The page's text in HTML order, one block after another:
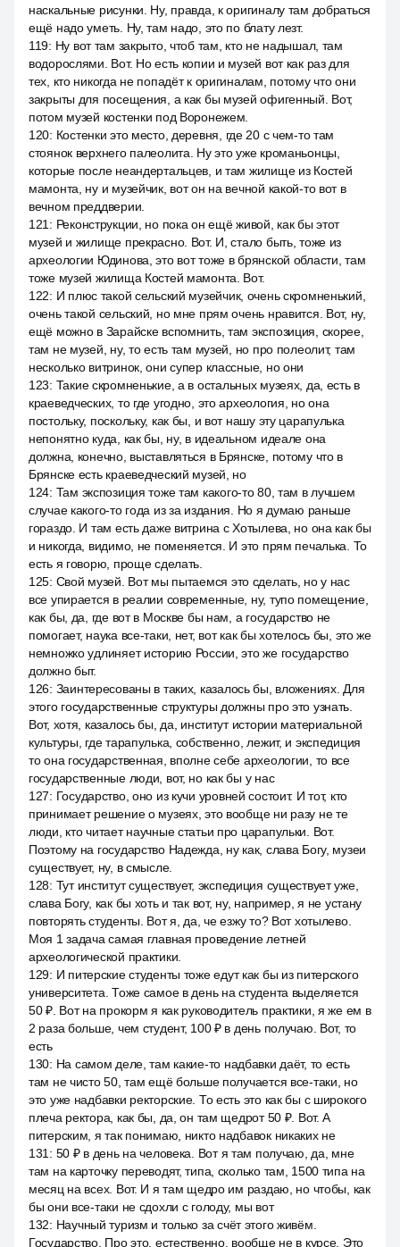
наскальные рисунки. Ну, правда, к оригиналу там добраться
ещё надо уметь. Ну, там надо, это по блату лезт.
119: Ну вот там закрыто, чтоб там, кто не надышал, там
водорослями. Вот. Но есть копии и музей вот как раз для
тех, кто никогда не попадёт к оригиналам, потому что они
закрыты для посещения, а как бы музей офигенный. Вот,
потом музей костенки под Воронежем.
120: Костенки это место, деревня, где 20 с чем-то там
стоянок верхнего палеолита. Ну это уже кроманьонцы,
которые после неандертальцев, и там жилище из Костей
мамонта, ну и музейчик, вот он на вечной какой-то вот в
вечном преддверии.
121 : Реконструкции, но пока он ещё живой, как бы этот
музей и жилище прекрасно. Вот. И, стало быть, тоже из
археологии Юдинова, это вот тоже в брянской области, там
тоже музей жилища Костей мамонта. Вот.
122: И плюс такой сельский музейчик, очень скромненький,
очень такой сельский, но мне прям очень нравится. Вот, ну,
ещё можно в Зарайске вспомнить, там экспозиция, скорее,
там не музей, ну, то есть там музей, но про полеолит, там
несколько витринок, они супер классные, но они
123: Такие скромненькие, а в остальных музеях, да, есть в
краеведческих, то где угодно, это археология, но она
постольку, поскольку, как бы, и вот нашу эту царапулька
непонятно куда, как бы, ну, в идеальном идеале она
должна, конечно, выставляться в Брянске, потому что в
Брянске есть краеведческий музей, но
124: Там экспозиция тоже там какого-то 80, там в лучшем
случае какого-то года из за издания. Но я думаю раньше
гораздо. И там есть даже витрина с Хотылева, но она как бы
и никогда, видимо, не поменяется. И это прям печалька. То
есть я говорю, проще сделать.
125: Свой музей. Вот мы пытаемся это сделать, но у нас
все упирается в реалии современные, ну, тупо помещение,
как бы, да, где вот в Москве бы нам, а государство не
помогает, наука все-таки, нет, вот как бы хотелось бы, это же
немножко удлиняет историю России, это же государство
должно быт.
126: Заинтересованы в таких, казалось бы, вложениях. Для
этого государственные структуры должны про это узнать.
Вот, хотя, казалось бы, да, институт истории материальной
культуры, где тарапулька, собственно, лежит, и экспедиция
то она государственная, вполне себе археологии, то все
государственные люди, вот, но как бы у нас
127: Государство, оно из кучи уровней состоит. И тот, кто
принимает решение о музеях, это вообще ни разу не те
люди, кто читает научные статьи про царапульки. Вот.
Поэтому на государство Надежда, ну как, слава Богу, музеи
существует, ну, в смысле.
128: Тут институт существует, экспедиция существует уже,
слава Богу, как бы хоть и так вот, ну, например, я не устану
повторять студенты. Вот я, да, че езжу то? Вот хотылево.
Моя 1 задача самая главная проведение летней
археологической практики.
129: И питерские студенты тоже едут как бы из питерского
университета. Тоже самое в день на студента выделяется
50 ₽. Вот на прокорм я как руководитель практики, я же ем в
2 раза больше, чем студент, 100 ₽ в день получаю. Вот, то
есть
130: На самом деле, там какие-то надбавки даёт, то есть
там не чисто 50, там ещё больше получается все-таки, но
это уже надбавки ректорские. То есть это как бы с широкого
плеча ректора, как бы, да, он там щедрот 50 ₽. Вот. А
питерским, я так понимаю, никто надбавок никаких не
131 : 50 ₽ в день на человека. Вот я там получаю, да, мне
там на карточку переводят, типа, сколько там, 1500 типа на
месяц на всех. Вот. И я там щедро им раздаю, но чтобы, как
бы они все-таки не сдохли с голоду, мы вот
132: Научный туризм и только за счёт этого живём.
Государство. Про это, естественно, вообще не в курсе. Это